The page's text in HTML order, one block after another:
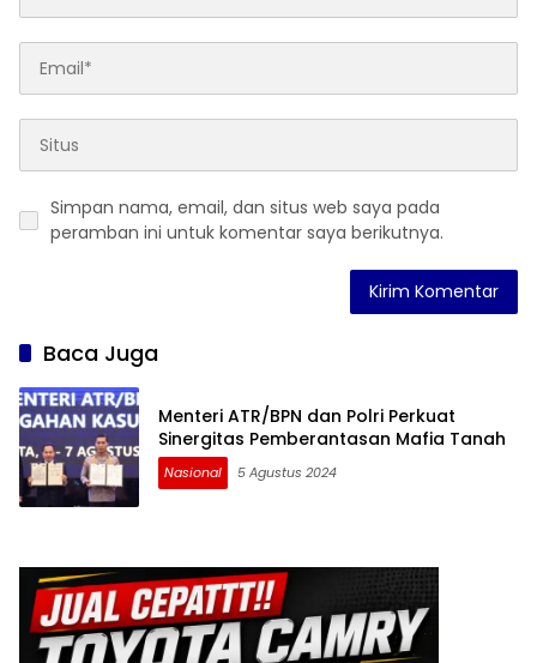
Simpan nama, email, dan situs web saya pada
peramban ini untuk komentar saya berikutnya.
Baca Juga
Menteri ATR/BPN dan Polri Perkuat
Sinergitas Pemberantasan Mafia Tanah
Nasional 5 Agustus 2024